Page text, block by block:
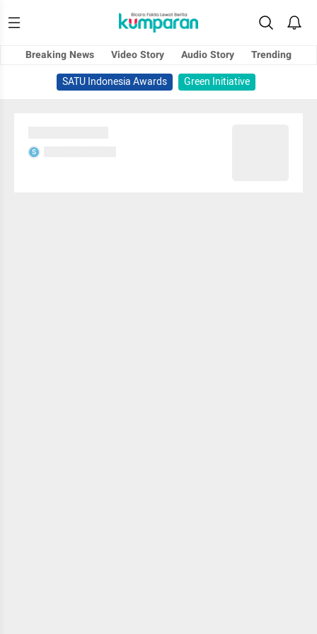
Breaking News Video Story Audio Story
Trending
SATU Indonesia Awards
Green Initiative
S